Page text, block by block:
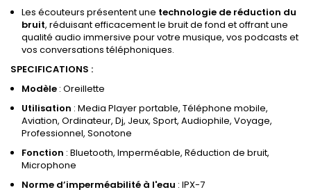
Les écouteurs présentent une technologie de réduction du
bruit, réduisant efficacement le bruit de fond et offrant une
qualité audio immersive pour votre musique, vos podcasts et
vos conversations téléphoniques.
SPECIFICATIONS :
Modèle : Oreillette
Utilisation : Media Player portable, Téléphone mobile,
Aviation, Ordinateur, Dj, Jeux, Sport, Audiophile, Voyage,
Professionnel, Sonotone
Fonction : Bluetooth, Imperméable, Réduction de bruit,
Microphone
Norme d’imperméabilité à l'eau : IPX-7